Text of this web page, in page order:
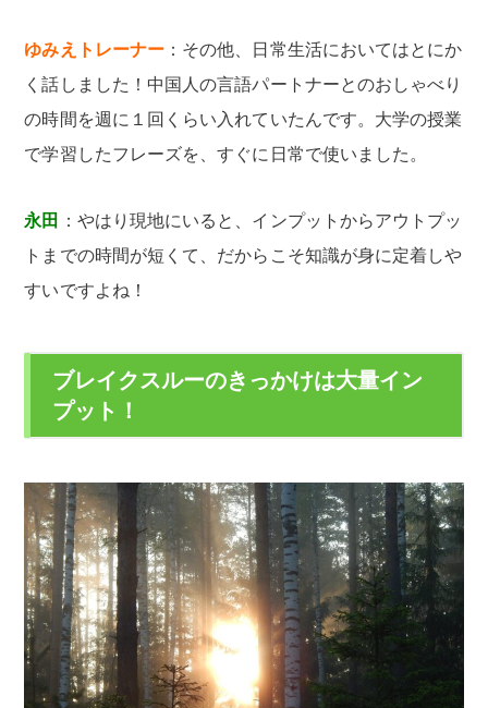
ゆみえトレーナー ：その他、日常生活においてはとにか
く話しました！中国人の言語パートナーとのおしゃべり
の時間を週に１回くらい入れていたんです。大学の授業
で学習したフレーズを、すぐに日常で使いました。
永田
：やはり現地にいると、インプットからアウトプッ
トまでの時間が短くて、だからこそ知識が身に定着しや
すいですよね！
ブレイクスルーのきっかけは大量イン
プット！